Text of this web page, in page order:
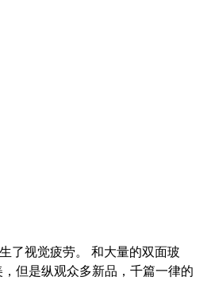
了视觉疲劳。 和大量的双面玻
但是纵观众多新品，千篇一律的